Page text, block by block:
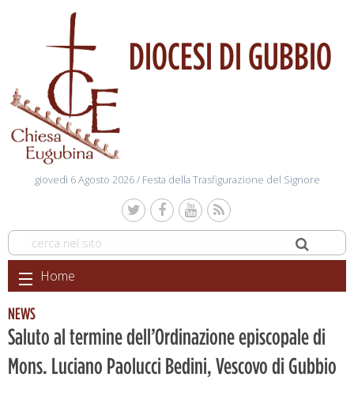
DIOCESI DI GUBBIO
giovedì 6 Agosto 2026 / Festa della Trasfigurazione del Signore
Skip
to
content
Home
NEWS
Saluto al termine dell’Ordinazione episcopale di
Mons. Luciano Paolucci Bedini, Vescovo di Gubbio